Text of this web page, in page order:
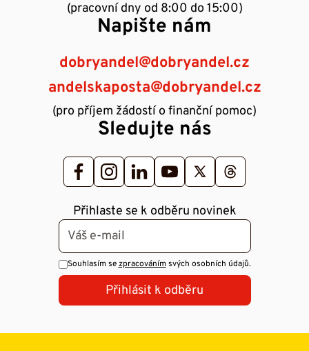
(pracovní dny od 8:00 do 15:00)
Napište nám
dobryandel@dobryandel.cz
andelskaposta@dobryandel.cz
(pro příjem žádostí o finanční pomoc)
Sledujte nás
Přihlaste se k odběru novinek
Souhlasím sezpracovánímsvých osobních údajů.
Přihlásit k odběru